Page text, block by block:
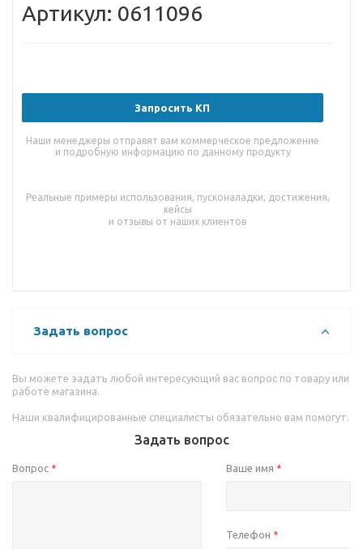
Артикул: 0611096
Запросить КП
Наши менеджеры отправят вам коммерческое предложение
и подробную информацию по данному продукту
Реальные примеры использования, пусконаладки, достижения,
кейсы
и отзывы от наших клиентов
Задать вопрос
Вы можете задать любой интересующий вас вопрос по товару или
работе магазина.
Наши квалифицированные специалисты обязательно вам помогут.
Задать вопрос
Вопрос * Ваше имя *
Телефон *